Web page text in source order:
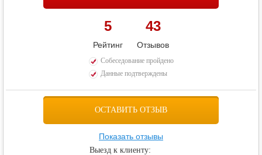
5
Рейтинг
43
Отзывов
Собеседование пройдено
Данные подтверждены
ОСТАВИТЬ ОТЗЫВ
Показать отзывы
Выезд к клиенту: